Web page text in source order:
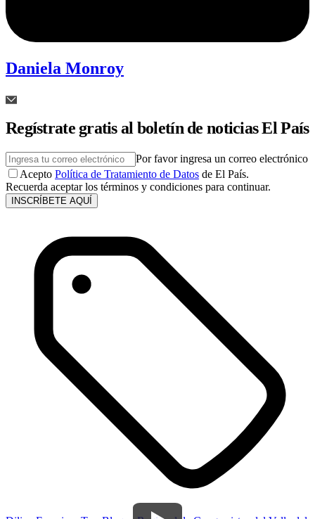
Daniela Monroy
Regístrate gratis al boletín de noticias El País
Por favor ingresa un correo electrónico
Acepto Política de Tratamiento de Datos de El País.
Recuerda aceptar los términos y condiciones para continuar.
INSCRÍBETE AQUÍ